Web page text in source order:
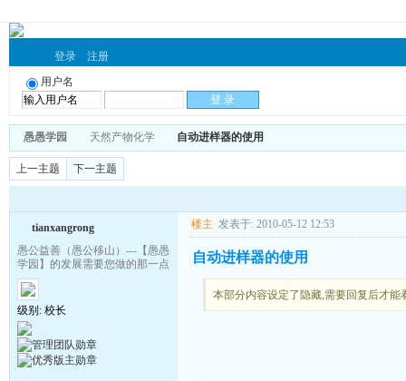
登录 注册
用户名
愚愚学园 天然产物化学 自动进样器的使用
上一主题 下一主题
tianxangrong
愚公益善（愚公移山）---【愚愚
学园】的发展需要您做的那一点
级别: 校长
楼主 发表于: 2010-05-12 12:53
自动进样器的使用
本部分内容设定了隐藏,需要回复后才能